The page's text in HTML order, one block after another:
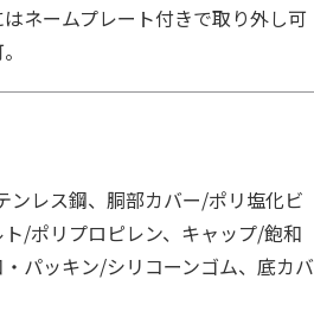
ネームプレート付きで取り外し可
レス鋼、胴部カバー/ポリ塩化ビ
/ポリプロピレン、キャップ/飽和
パッキン/シリコーンゴム、底カバ